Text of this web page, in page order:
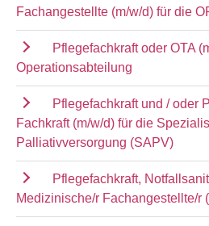
Fachangestellte (m/w/d) für die
Pflegefachkraft oder OTA
Operationsabteilung
Pflegefachkraft und / oder
Fachkraft (m/w/d) für die
Palliativversorgung (SAPV)
Pflegefachkraft,
Medizinische/r Fachangestellte/r